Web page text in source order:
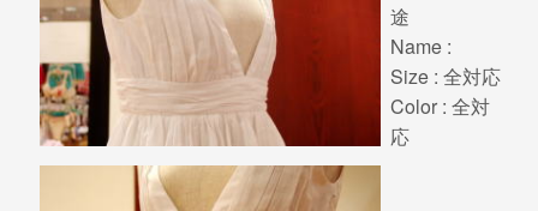
途
Name :
Size : 全対応
Color : 全対
応